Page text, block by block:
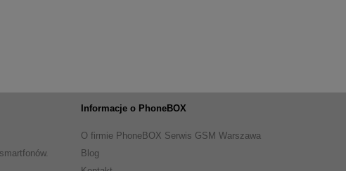
Informacje o PhoneBOX
O firmie PhoneBOX Serwis GSM Warszawa
Blog